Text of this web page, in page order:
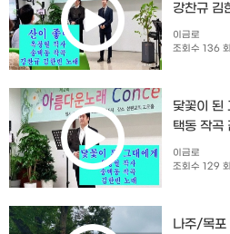
강찬규 김
이금로
조회수 136 회
닻꽃이 된
택동 작곡
이금로
조회수 129 회
나주/목포